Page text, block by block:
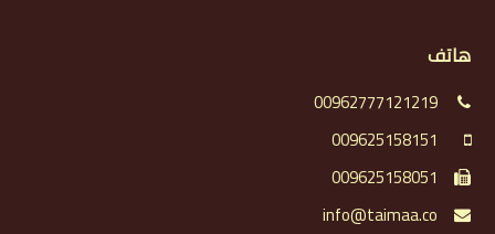
هاتف
00962777121219
009625158151
009625158051
info@taimaa.co